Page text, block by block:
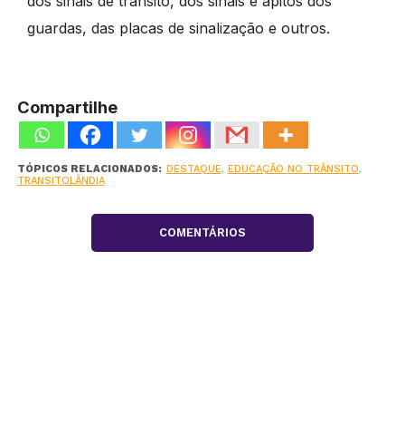
guardas, das placas de sinalização e outros.
Compartilhe
TÓPICOS RELACIONADOS: DESTAQUE, EDUCAÇÃO NO TRÂNSITO,
TRANSITOLÂNDIA
COMENTÁRIOS